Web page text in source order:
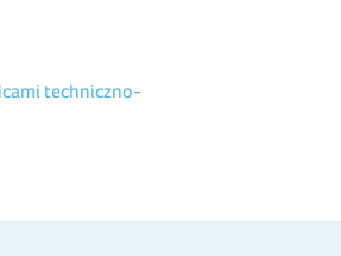
techniczno-